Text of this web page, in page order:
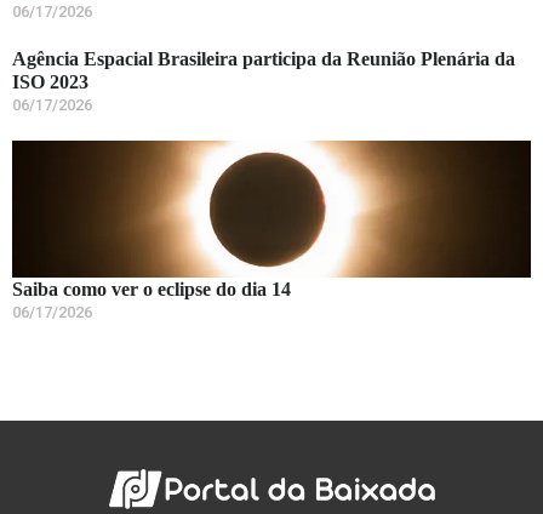
06/17/2026
Agência Espacial Brasileira participa da Reunião Plenária da
ISO 2023
06/17/2026
Saiba como ver o eclipse do dia 14
06/17/2026